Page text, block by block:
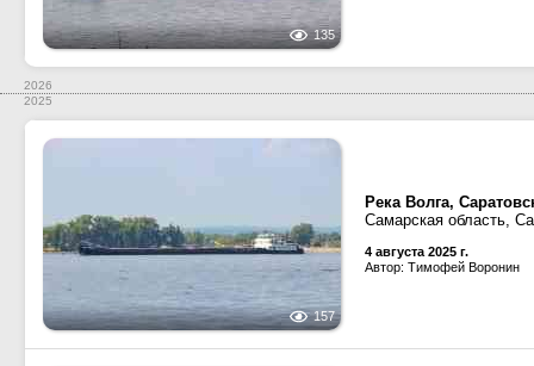
135
2026
2025
157
Река Волга,
Самарская область,
4 августа 2025 г.
Автор: Тимофей Воронин